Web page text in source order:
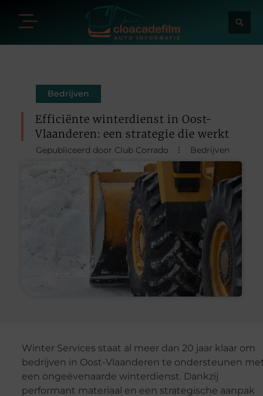
Bedrijven
Efficiënte winterdienst in Oost-
Vlaanderen: een strategie die werkt
Gepubliceerd door Club Corrado Bedrijven
Winter Services staat al meer dan 20 jaar klaar om
bedrijven in Oost-Vlaanderen te ondersteunen
een ongeëvenaarde winterdienst. Dankzij
performant materiaal en een strategische aanpak